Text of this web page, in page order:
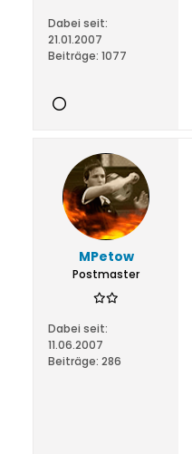
Dabei seit:
21.01.2007
Beiträge: 1077
MPetow
Postmaster
Dabei seit:
11.06.2007
Beiträge: 286